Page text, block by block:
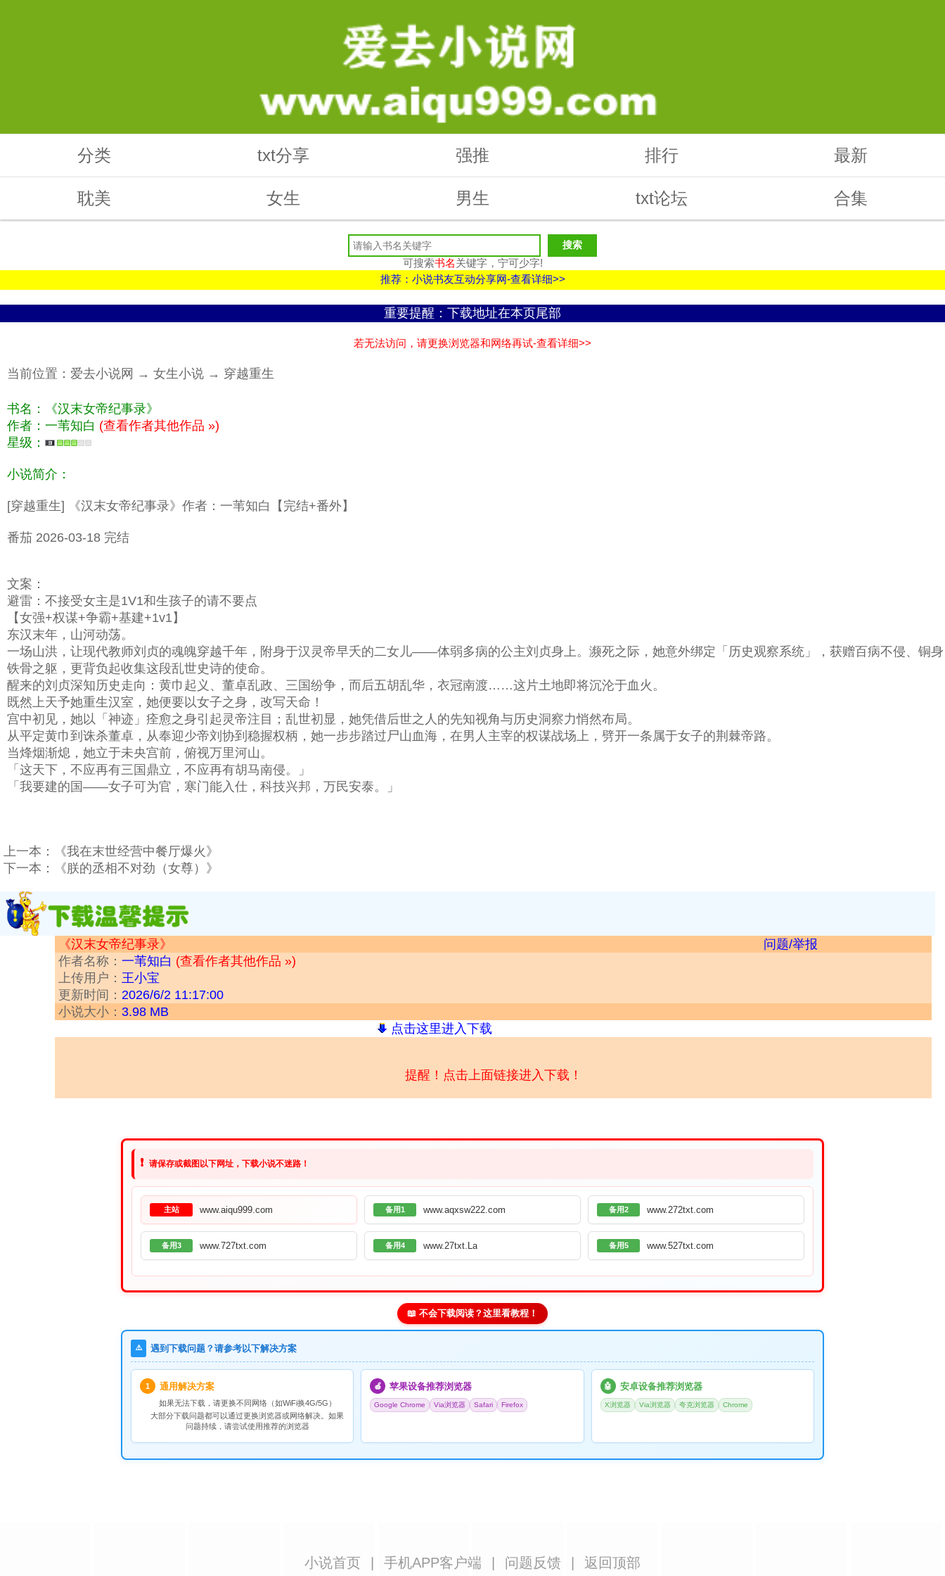
分类 txt分享 强推 排行 最新
耽美 女生 男生 txt论坛 合集
可搜索书名关键字，宁可少字!
推荐：小说书友互动分享网-查看详细>>
重要提醒：下载地址在本页尾部
若无法访问，请更换浏览器和网络再试-查看详细>>
当前位置： 爱去小说网 → 女生小说 → 穿越重生
书名：《汉末女帝纪事录》
作者：一苇知白 (查看作者其他作品 »)
星级：
小说简介：
[穿越重生] 《汉末女帝纪事录》作者：一苇知白【完结+番外】
番茄 2026-03-18 完结
文案：
避雷：不接受女主是1V1和生孩子的请不要点
【女强+权谋+争霸+基建+1v1】
东汉末年，山河动荡。
一场山洪，让现代教师刘贞的魂魄穿越千年，附身于汉灵帝早夭的二女儿——体弱多病的公主刘贞身上。濒死之际，她意外绑定「历史观察系统」，获赠百病不侵、铜身
铁骨之躯，更背负起收集这段乱世史诗的使命。
醒来的刘贞深知历史走向：黄巾起义、董卓乱政、三国纷争，而后五胡乱华，衣冠南渡……这片土地即将沉沦于血火。
既然上天予她重生汉室，她便要以女子之身，改写天命！
宫中初见，她以「神迹」痊愈之身引起灵帝注目；乱世初显，她凭借后世之人的先知视角与历史洞察力悄然布局。
从平定黄巾到诛杀董卓，从奉迎少帝刘协到稳握权柄，她一步步踏过尸山血海，在男人主宰的权谋战场上，劈开一条属于女子的荆棘帝路。
当烽烟渐熄，她立于未央宫前，俯视万里河山。
「这天下，不应再有三国鼎立，不应再有胡马南侵。」
「我要建的国——女子可为官，寒门能入仕，科技兴邦，万民安泰。」
上一本：
《我在末世经营中餐厅爆火》
下一本：
《朕的丞相不对劲（女尊）》
《汉末女帝纪事录》
问题/举报
作者名称： 一苇知白 (查看作者其他作品 »)
上传用户： 王小宝
更新时间： 2026/6/2 11:17:00
小说大小： 3.98 MB
点击这里进入下载
提醒！点击上面链接进入下载！
❗ 请保存或截图以下网址，下载小说不迷路！
主站 www.aiqu999.com 备用1 www.aqxsw222.com 备用2 www.272txt.com
备用3 www.727txt.com 备用4 www.27txt.La 备用5 www.527txt.com
📖 不会下载阅读？这里看教程！
⚠️ 遇到下载问题？请参考以下解决方案
1 通用解决方案
如果无法下载，请更换不同网络（如WiFi换4G/5G）
大部分下载问题都可以通过更换浏览器或网络解决。如果
问题持续，请尝试使用推荐的浏览器
🍎 苹果设备推荐浏览器
Google Chrome Via浏览器 Safari Firefox
🤖 安卓设备推荐浏览器
X浏览器 Via浏览器 夸克浏览器 Chrome
小说首页 手机APP客户端 问题反馈 返回顶部